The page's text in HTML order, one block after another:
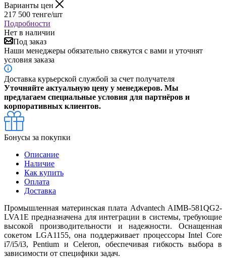
Варианты цен
217 500 тенге/шт
Подробности
Нет в наличии
Под заказ
Наши менеджеры обязательно свяжутся с вами и уточнят
условия заказа
Доставка курьерской службой за счет получателя
Уточняйте актуальную цену у менеджеров. Мы
предлагаем специальные условия для партнёров и
корпоративных клиентов.
Бонусы за покупки
Описание
Наличие
Как купить
Оплата
Доставка
Промышленная материнская плата Advantech AIMB-581QG2-
LVA1E предназначена для интеграции в системы, требующие
высокой производительности и надежности. Оснащенная
сокетом LGA1155, она поддерживает процессоры Intel Core
i7/i5/i3, Pentium и Celeron, обеспечивая гибкость выбора в
зависимости от специфики задач.